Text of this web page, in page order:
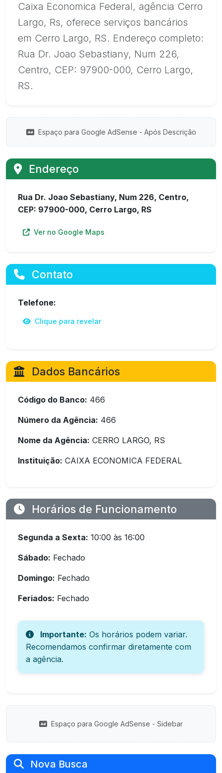
Caixa Economica Federal, agência Cerro
Largo, Rs, oferece serviços bancários
em Cerro Largo, RS. Endereço completo:
Rua Dr. Joao Sebastiany, Num 226,
Centro, CEP: 97900-000, Cerro Largo,
RS.
Espaço para Google AdSense - Após Descrição
Endereço
Rua Dr. Joao Sebastiany, Num 226, Centro,
CEP: 97900-000, Cerro Largo, RS
Ver no Google Maps
Contato
Telefone:
Clique para revelar
Dados Bancários
Código do Banco: 466
Número da Agência: 466
Nome da Agência: CERRO LARGO, RS
Instituição: CAIXA ECONOMICA FEDERAL
Horários de Funcionamento
Segunda a Sexta: 10:00 às 16:00
Sábado: Fechado
Domingo: Fechado
Feriados: Fechado
Importante: Os horários podem variar.
Recomendamos confirmar diretamente com
a agência.
Espaço para Google AdSense - Sidebar
Nova Busca